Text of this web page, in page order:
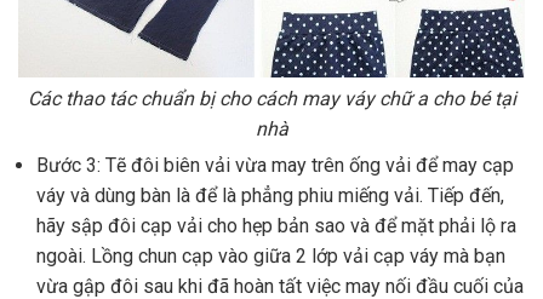
Các thao tác chuẩn bị cho cách may váy chữ a cho bé tại
nhà
Bước 3: Tẽ đôi biên vải vừa may trên ống vải để may cạp
váy và dùng bàn là để là phẳng phiu miếng vải. Tiếp đến,
hãy sập đôi cạp vải cho hẹp bản sao và để mặt phải lộ ra
ngoài. Lồng chun cạp vào giữa 2 lớp vải cạp váy mà bạn
vừa gập đôi sau khi đã hoàn tất việc may nối đầu cuối của